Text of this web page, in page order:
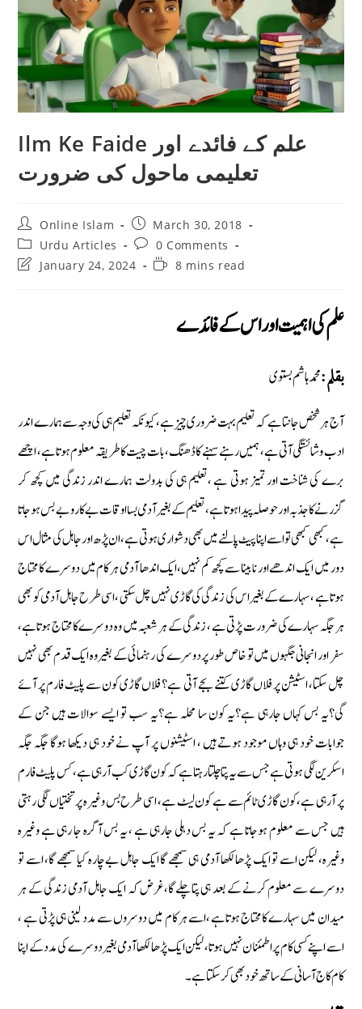
Ilm Ke Faide علم کے فائدے اور
تعلیمی ماحول کی ضرورت
Post
author:
Online Islam
Post
published:
March 30, 2018
Post
category:
Urdu Articles
Post
comments:
0 Comments
PostJanuary 24, 2024
Reading8 mins read
علم کی اہمیت اور اس کے فائدے
بقلم:محمد ہاشم بستوی
آج ہر شخص جانتا ہے کہ تعلیم بہت ضروری چیز ہے ، کیونکہ تعلیم ہی کی وجہ سے ہمارے اندر
ادب وشائستگی آتی ہے ، ہمیں رہنے سہنے کا ڈھنگ ، بات چیت کا طریقہ معلوم ہوتا ہے ، اچھے
برے کی شناخت اور تمیز ہوتی ہے ،تعلیم ہی کی بدولت ہمارے اندر زندگی میں کچھ کر
گزرنے کا جذبہ اور حوصلہ پیدا ہوتا ہے ، تعلیم کے بغیرآدمی بسااوقات بے کار وبے بس ہوجاتا
ہے، کبھی کبھی تو اسے اپنا پیٹ پالنے میں بھی دشواری ہوتی ہے ،ان پڑھ اور جاہل کی مثال اس
دور میں ایک اندھے اور نا بینا سے کچھ کم نہیں،ایک اندھا آدمی ہر کام میں دوسرے کا محتاج
ہوتاہے ، سہارے کے بغیر اس کی زندگی کی گاڑی نہیں چل سکتی ، اسی طرح جاہل آدمی کو بھی
ہر جگہ سہارے کی ضرورت پڑتی ہے ، زندگی کے ہر شعبہ میں وہ دوسرے کا محتاج ہوتاہے،
سفر اور انجانی جگہوں میں تو خاص طور پر دوسرے کی رہنمائی کے بغیر وہ ایک قدم بھی نہیں
چل سکتا، اسٹیشن پر فلاں گاڑی کتنے بجے آتی ہے؟ فلاں گاڑی کون سے پلیٹ فارم پر آئے
گی؟یہ بس کہاں جارہی ہے؟یہ کون سا محلہ ہے؟یہ سب تو ایسے سوالات ہیں جن کے
جوابات خود ہی وہاں موجود ہوتے ہیں ، اسٹیشنوں پر آپ نے خود ہی دیکھا ہوگا جگہ جگہ
اسکرین لگی ہوتی ہے جس سے یہ پتا چلتا رہتا ہے کہ کون گاڑی کب آرہی ہے ، کس پلیٹ فارم
پر آرہی ہے، کون گاڑی ٹائم سے ہے کون لیٹ ہے ، اسی طرح بس وغیرہ پر تختیاں لگی رہتی
ہیں جس سے معلوم ہوجاتا ہے کہ یہ بس دہلی جارہی ہے ، یہ بس آگرہ جا رہی ہے وغیرہ
وغیرہ، لیکن اسے تو ایک پڑھا لکھا آدمی ہی سمجھے گا ایک جاہل بے چارہ کیا سمجھے گا، اسے تو
دوسرے سے معلوم کرنے کے بعد ہی پتا چلے گا،غرض کہ ایک جاہل آدمی زندگی کے ہر
میدان میں سہارے کا محتاج ہوتاہے ،اسے ہر کام میں دوسروں سے مدد لینی ہی پڑتی ہے ،
اسے اپنے کسی کام پر اطمئنان نہیں ہوتا، لیکن ایک پڑھا لکھا آدمی بغیر دوسرے کی مدد کے اپنا
کام کاج آسانی کے ساتھ خود بھی کرسکتاہے۔